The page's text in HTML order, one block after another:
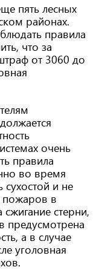
пять лесных
районах.
правила
что за
от 3060 до
очень
правила
во время
и не
пожаров в
стерни,
предусмотрена
а в случае
уголовная